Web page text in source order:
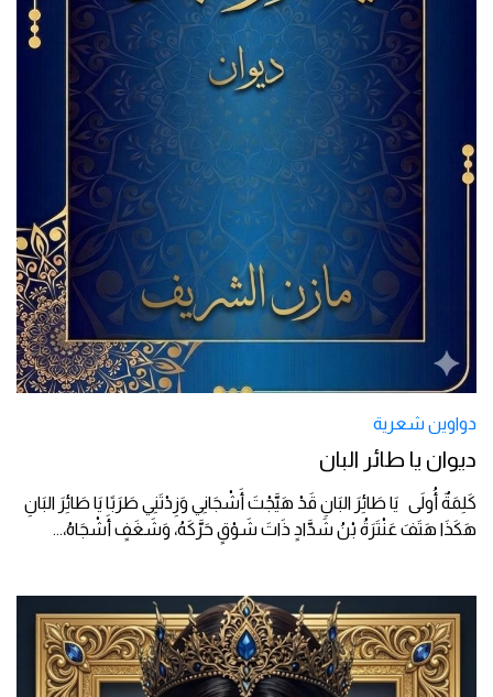
دواوين شعرية
ديوان يا طائر البان
كَلِمَةٌ أُولَى يَا طَائِرَ البَانِ قَدْ هَيَّجْتَ أَشْجَانِي وَزِدْتَنِي طَرَبًا يَا طَائِرَ البَانِ
هَكَذَا هَتَفَ عَنْتَرَةُ بْنُ شَدَّادٍ ذَاتَ شَوْقٍ حَرَّكَهُ، وَشَغَفٍ أَشْجَاهُ،...